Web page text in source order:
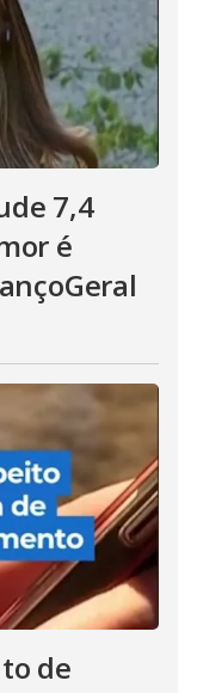
7,4
é
de